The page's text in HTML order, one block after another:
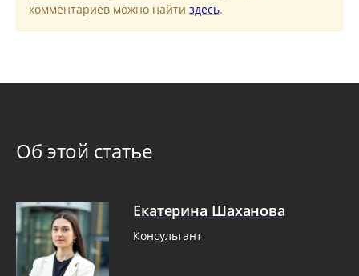
комментариев можно найти здесь.
Об этой статье
Екатерина Шаханова
Консультант